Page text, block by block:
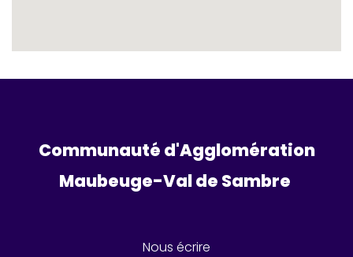
Communauté d'Agglomération
Maubeuge-Val de Sambre
Nous écrire